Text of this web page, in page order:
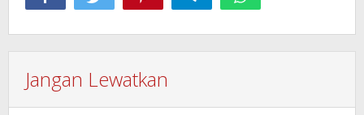
Jangan Lewatkan